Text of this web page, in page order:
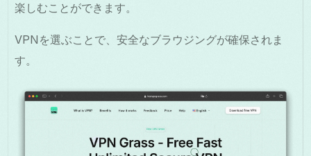
楽しむことができます。
VPNを選ぶことで、安全なブラウジングが確保されま
す。